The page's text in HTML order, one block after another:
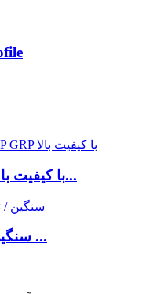
FRP GRP Pultru با کیفیت بالا...
عرشه FRP سنگین / تخته ...